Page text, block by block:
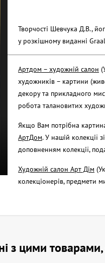
Творчості Шевчука Д.В.,
у розкішному виданні
Артдом – художній салон
художників – картини
декору та прикладного
робота талановитих
Якщо Вам потрібна
АртДом. У нашій колекції
доповненням колекції,
Художній салон Арт Дім
колекціонерів, предмети
з цими